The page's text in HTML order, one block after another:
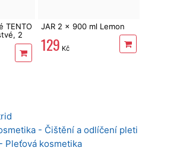
TENTO
2
JAR 2 x 900 ml Lemon
129 Kč
- Čištění a odlíčení pleti
Pleťová kosmetika